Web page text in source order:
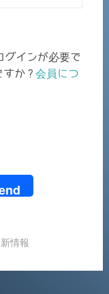
グインが必要で
すか ? 会員につ
情報